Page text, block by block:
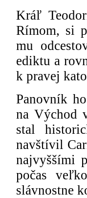
Kráľ
Rímom, si
mu
ediktu a
k pravej
Panovník
na Východ
stal
navštívil
najvyššími
počas
slávnostne